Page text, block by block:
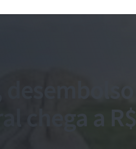
chega a R$